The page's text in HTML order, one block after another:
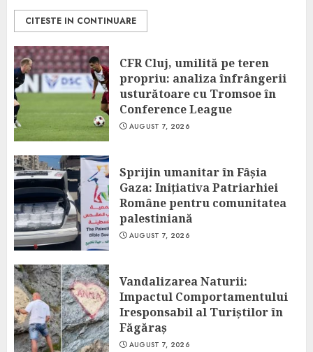
CITESTE IN CONTINUARE
CFR Cluj, umilită pe teren
propriu: analiza înfrângerii
usturătoare cu Tromsoe în
Conference League
AUGUST 7, 2026
Sprijin umanitar în Fâșia
Gaza: Inițiativa Patriarhiei
Române pentru comunitatea
palestiniană
AUGUST 7, 2026
Vandalizarea Naturii:
Impactul Comportamentului
Iresponsabil al Turiștilor în
Făgăraș
AUGUST 7, 2026